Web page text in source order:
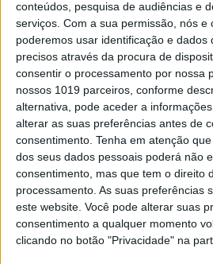
conteúdos, pesquisa de audiências e
serviços. Com a sua permissão, nós e
poderemos usar identificação e dados
precisos através da procura de
consentir o processamento por nossa
nossos 1019 parceiros, conforme
alternativa, pode aceder a
alterar as suas preferências antes de
consentimento. Tenha em atenção
dos seus dados pessoais poderá não
consentimento, mas que tem o direito
processamento. As suas preferências
este website. Você pode alterar suas
consentimento a qualquer momento
clicando no botão "Privacidade" na
ensino superior na 1.ª fase do
menos 641 lugares do que os
concurso no ano letivo de